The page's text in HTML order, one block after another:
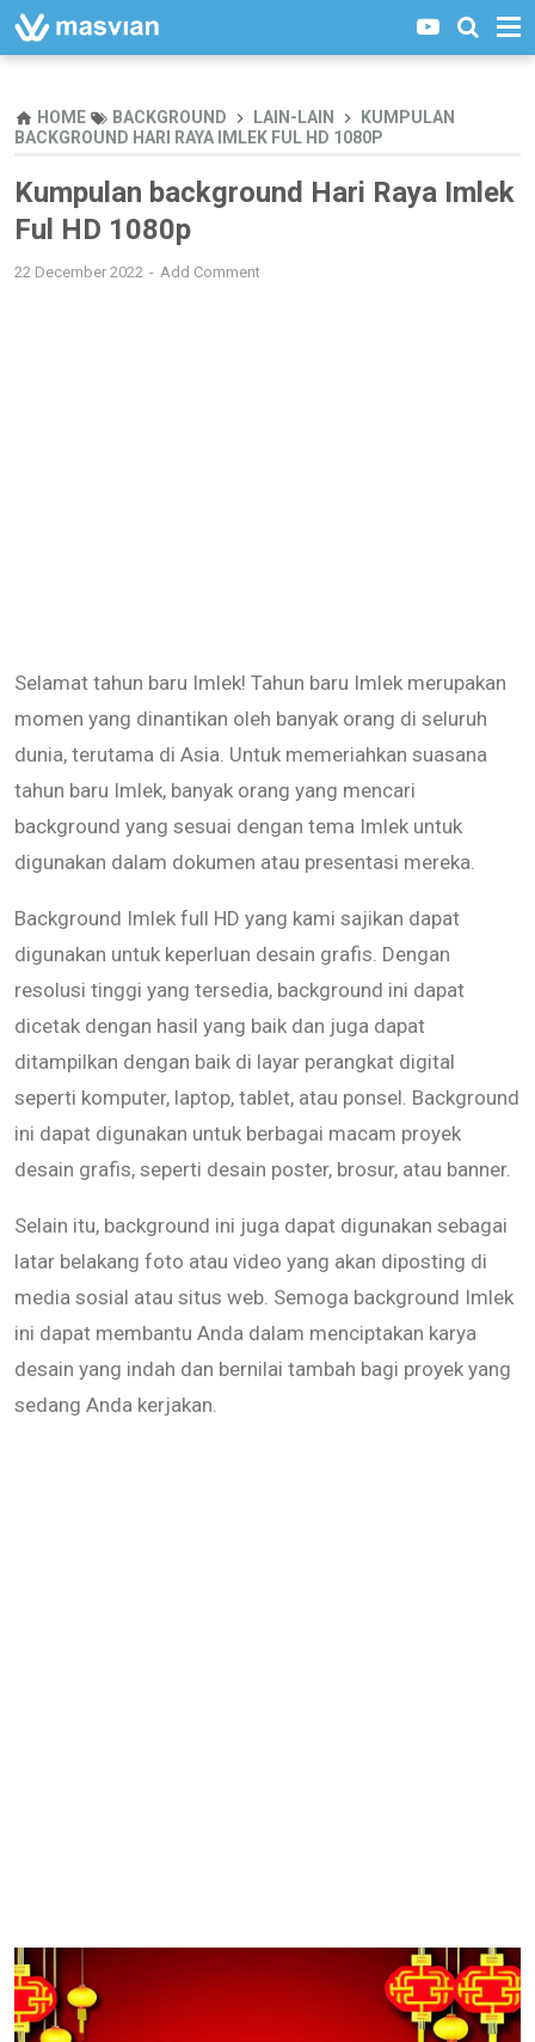
HOME BACKGROUND LAIN-LAIN
KUMPULAN
BACKGROUND HARI RAYA IMLEK FUL HD 1080P
Kumpulan background Hari Raya Imlek
Ful HD 1080p
22 December 2022 Add Comment
Selamat tahun baru Imlek! Tahun baru Imlek merupakan
momen yang dinantikan oleh banyak orang di seluruh
dunia, terutama di Asia. Untuk memeriahkan suasana
tahun baru Imlek, banyak orang yang mencari
background yang sesuai dengan tema Imlek untuk
digunakan dalam dokumen atau presentasi mereka.
Background Imlek full HD yang kami sajikan dapat
digunakan untuk keperluan desain grafis. Dengan
resolusi tinggi yang tersedia, background ini dapat
dicetak dengan hasil yang baik dan juga dapat
ditampilkan dengan baik di layar perangkat digital
seperti komputer, laptop, tablet, atau ponsel. Background
ini dapat digunakan untuk berbagai macam proyek
desain grafis, seperti desain poster, brosur, atau banner.
Selain itu, background ini juga dapat digunakan sebagai
latar belakang foto atau video yang akan diposting di
media sosial atau situs web. Semoga background Imlek
ini dapat membantu Anda dalam menciptakan karya
desain yang indah dan bernilai tambah bagi proyek yang
sedang Anda kerjakan.